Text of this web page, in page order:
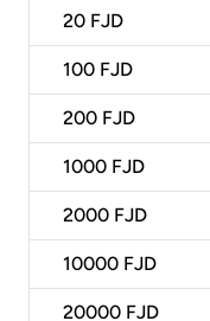
20 FJD
100 FJD
200 FJD
1000 FJD
2000 FJD
10000 FJD
20000 FJD